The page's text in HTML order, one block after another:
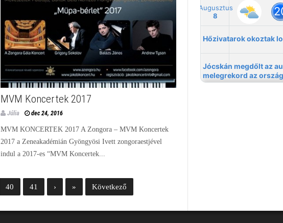
MVM Koncertek 2017
Júlia dec 24, 2016
MVM KONCERTEK 2017 A Zongora – MVM Koncertek
2017 a Zeneakadémián Gyöngyösi Ivett zongoraestjével
indul a 2017-es “MVM Koncertek...
40 41 › » Következő